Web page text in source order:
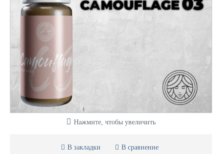
Нажмите, чтобы увеличить
В закладки В сравнение